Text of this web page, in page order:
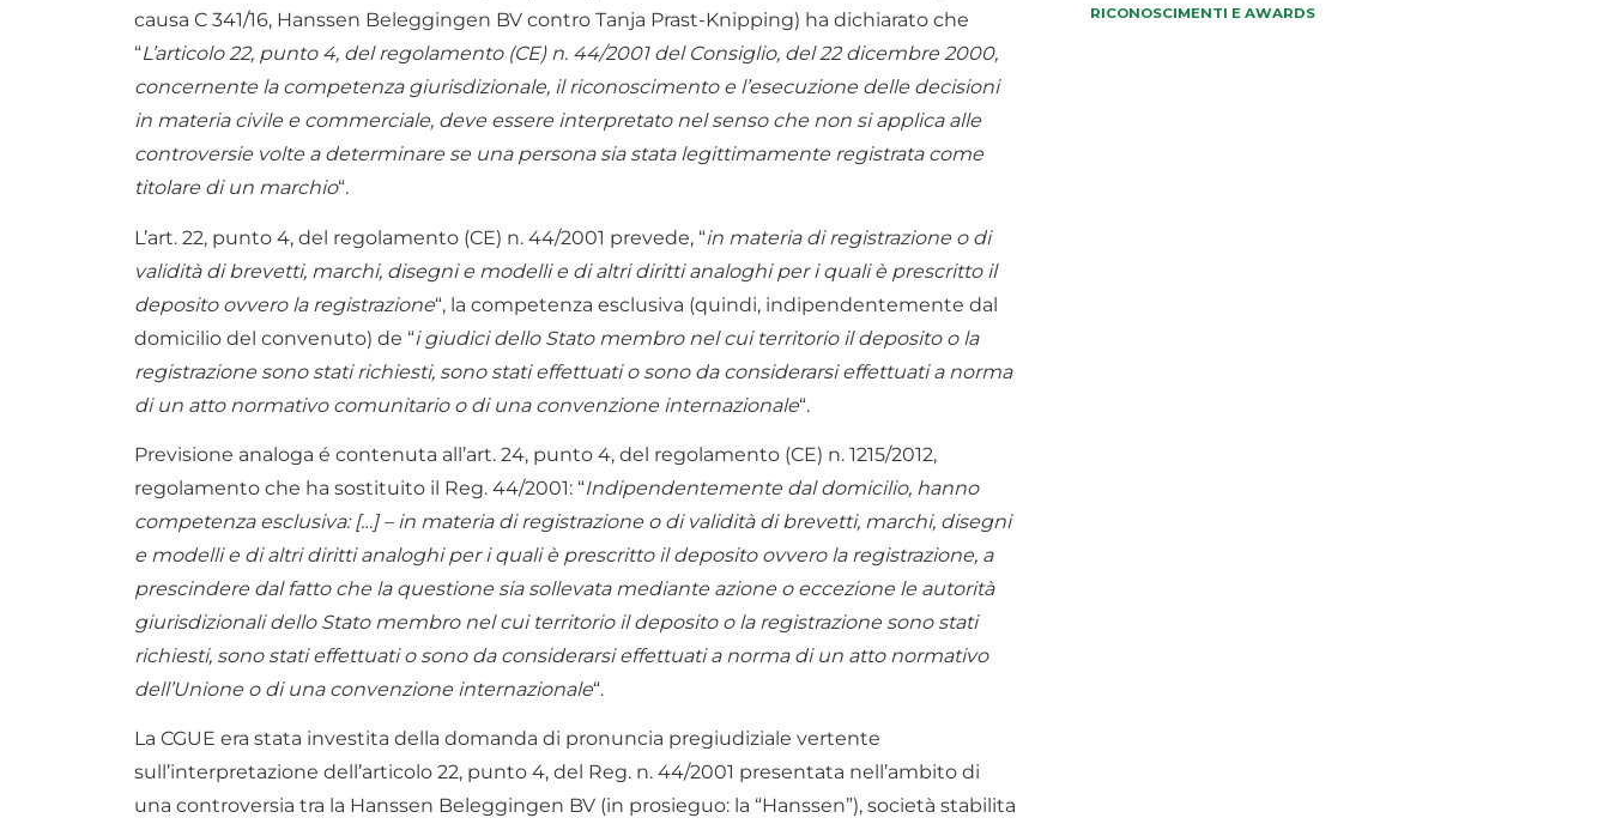
causa C 341/16, Hanssen Beleggingen BV contro Tanja Prast-Knipping) ha dichiarato che
“L’articolo 22, punto 4, del regolamento (CE) n. 44/2001 del Consiglio, del 22 dicembre 2000,
concernente la competenza giurisdizionale, il riconoscimento e l’esecuzione delle decisioni
in materia civile e commerciale, deve essere interpretato nel senso che non si applica alle
controversie volte a determinare se una persona sia stata legittimamente registrata come
titolare di un marchio“.
L’art. 22, punto 4, del regolamento (CE) n. 44/2001 prevede, “in materia di registrazione o di
validità di brevetti, marchi, disegni e modelli e di altri diritti analoghi per i quali è prescritto il
deposito ovvero la registrazione“, la competenza esclusiva (quindi, indipendentemente dal
domicilio del convenuto) de “i giudici dello Stato membro nel cui territorio il deposito o la
registrazione sono stati richiesti, sono stati effettuati o sono da considerarsi effettuati a norma
di un atto normativo comunitario o di una convenzione internazionale“.
Previsione analoga é contenuta all’art. 24, punto 4, del regolamento (CE) n. 1215/2012,
regolamento che ha sostituito il Reg. 44/2001: “Indipendentemente dal domicilio, hanno
competenza esclusiva: […] – in materia di registrazione o di validità di brevetti, marchi, disegni
e modelli e di altri diritti analoghi per i quali è prescritto il deposito ovvero la registrazione, a
prescindere dal fatto che la questione sia sollevata mediante azione o eccezione le autorità
giurisdizionali dello Stato membro nel cui territorio il deposito o la registrazione sono stati
richiesti, sono stati effettuati o sono da considerarsi effettuati a norma di un atto normativo
dell’Unione o di una convenzione internazionale“.
La CGUE era stata investita della domanda di pronuncia pregiudiziale vertente
sull’interpretazione dell’articolo 22, punto 4, del Reg. n. 44/2001 presentata nell’ambito di
una controversia tra la Hanssen Beleggingen BV (in prosieguo: la “Hanssen”), società stabilita
RICONOSCIMENTI E AWARDS